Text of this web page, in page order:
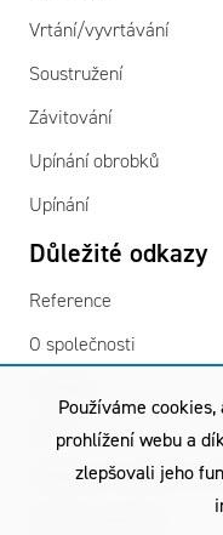
Používáme
prohlížení webu a
zlepšovali jeho
Vrtání/vyvrtávání
Soustružení
Závitování
Upínání obrobků
Upínání
Důležité odkazy
Reference
O společnosti
GDPR
Všeobecné obchodní